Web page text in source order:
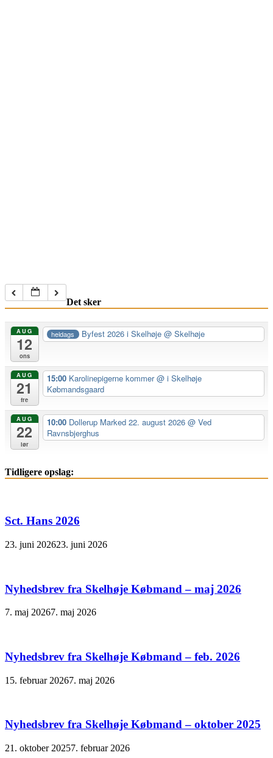
Det sker
AUG
12
ons
heldags Byfest 2026 i Skelhøje@ Skelhøje
AUG
21
fre
15:00 Karolinepigerne kommer@ i Skelhøje
Købmandsgaard
AUG
22
lør
10:00 Dollerup Marked 22. august 2026 @ Ved
Ravnsbjerghus
Tidligere opslag:
Sct. Hans 2026
23. juni 202623. juni 2026
Nyhedsbrev fra Skelhøje Købmand – maj 2026
7. maj 20267. maj 2026
Nyhedsbrev fra Skelhøje Købmand – feb. 2026
15. februar 20267. maj 2026
Nyhedsbrev fra Skelhøje Købmand – oktober 2025
21. oktober 20257. februar 2026